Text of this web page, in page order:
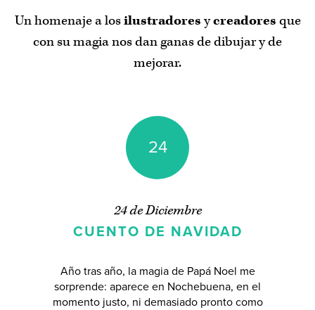
Un homenaje a losilustradoresycreadores que
con su magia nos dan ganas de dibujar y de
mejorar.
24
24 de Diciembre
CUENTO DE NAVIDAD
Año tras año, la magia de Papá Noel me
sorprende: aparece en Nochebuena, en el
momento justo, ni demasiado pronto como
Inicio
2015/ /2013
Regalos de Adviento
Índice de materias